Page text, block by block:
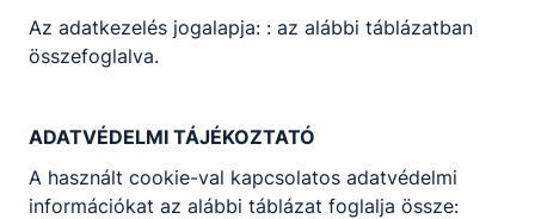
Az adatkezelés jogalapja: : az alábbi táblázatban
összefoglalva.
ADATVÉDELMI TÁJÉKOZTATÓ
A használt cookie-val kapcsolatos adatvédelmi
információkat az alábbi táblázat foglalja össze: